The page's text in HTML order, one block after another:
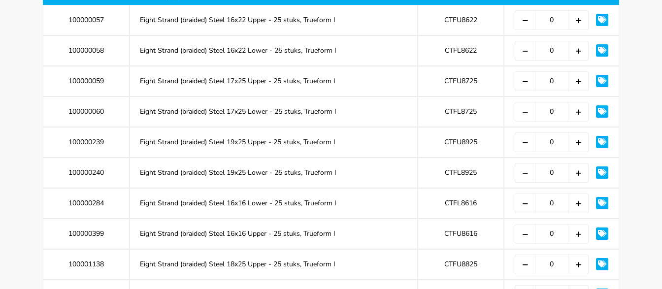
100000057 Eight Strand (braided) Steel 16x22 Upper - 25 stuks, Trueform I CTFU8622
100000058 Eight Strand (braided) Steel 16x22 Lower - 25 stuks, Trueform I CTFL8622
100000059 Eight Strand (braided) Steel 17x25 Upper - 25 stuks, Trueform I CTFU8725
100000060 Eight Strand (braided) Steel 17x25 Lower - 25 stuks, Trueform I CTFL8725
100000239 Eight Strand (braided) Steel 19x25 Upper - 25 stuks, Trueform I CTFU8925
100000240 Eight Strand (braided) Steel 19x25 Lower - 25 stuks, Trueform I CTFL8925
100000284 Eight Strand (braided) Steel 16x16 Lower - 25 stuks, Trueform I CTFL8616
100000399 Eight Strand (braided) Steel 16x16 Upper - 25 stuks, Trueform I CTFU8616
100001138 Eight Strand (braided) Steel 18x25 Upper - 25 stuks, Trueform I CTFU8825